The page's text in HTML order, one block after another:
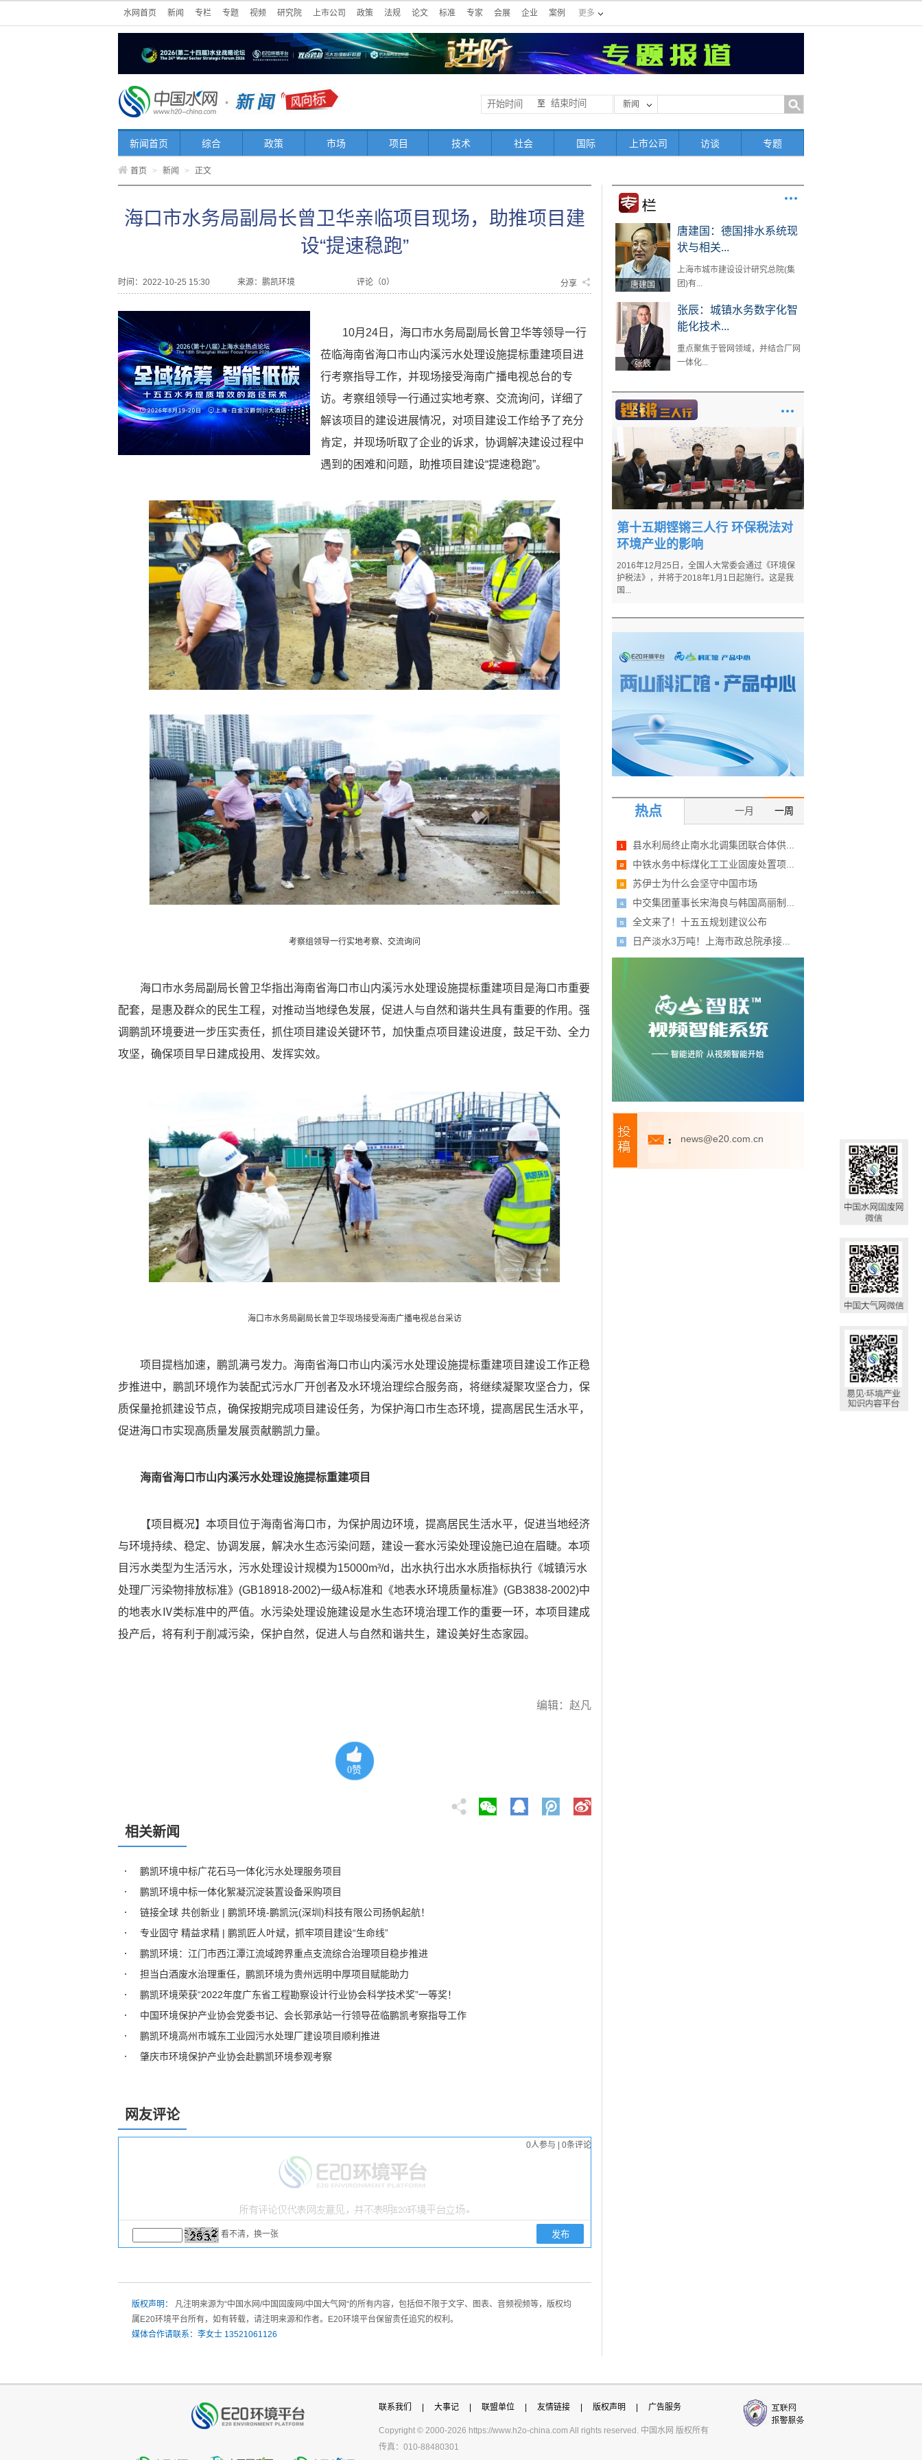
水网首页 新闻 专栏 专题 视频 研究院 上市公司 政策 法规 论文 标准 专家 会展 企业 案例 更多
至 新闻
新闻首页 综合 政策 市场 项目 技术 社会 国际 上市公司 访谈 专题
首页 > 新闻 > 正文
海口市水务局副局长曾卫华亲临项目现场，助推项目建
设“提速稳跑”
时间：2022-10-25 15:30 来源： 鹏凯环境 评论（0） 分享
10月24日，海口市水务局副局长曾卫华等领导一行
莅临海南省海口市山内溪污水处理设施提标重建项目进
行考察指导工作，并现场接受海南广播电视总台的专
访。考察组领导一行通过实地考察、交流询问，详细了
解该项目的建设进展情况，对项目建设工作给予了充分
肯定，并现场听取了企业的诉求，协调解决建设过程中
遇到的困难和问题，助推项目建设“提速稳跑”。
考察组领导一行实地考察、交流询问
海口市水务局副局长曾卫华指出海南省海口市山内溪污水处理设施提标重建项目是海口市重要
配套，是惠及群众的民生工程，对推动当地绿色发展，促进人与自然和谐共生具有重要的作用。强
调鹏凯环境要进一步压实责任，抓住项目建设关键环节，加快重点项目建设进度，鼓足干劲、全力
攻坚，确保项目早日建成投用、发挥实效。
海口市水务局副局长曾卫华现场接受海南广播电视总台采访
项目提档加速，鹏凯满弓发力。海南省海口市山内溪污水处理设施提标重建项目建设工作正稳
步推进中，鹏凯环境作为装配式污水厂开创者及水环境治理综合服务商，将继续凝聚攻坚合力，保
质保量抢抓建设节点，确保按期完成项目建设任务，为保护海口市生态环境，提高居民生活水平，
促进海口市实现高质量发展贡献鹏凯力量。
海南省海口市山内溪污水处理设施提标重建项目
【项目概况】本项目位于海南省海口市，为保护周边环境，提高居民生活水平，促进当地经济
与环境持续、稳定、协调发展，解决水生态污染问题，建设一套水污染处理设施已迫在眉睫。本项
目污水类型为生活污水，污水处理设计规模为15000m³/d，出水执行出水水质指标执行《城镇污水
处理厂污染物排放标准》(GB18918-2002)一级A标准和《地表水环境质量标准》(GB3838-2002)中
的地表水Ⅳ类标准中的严值。水污染处理设施建设是水生态环境治理工作的重要一环，本项目建成
投产后，将有利于削减污染，保护自然，促进人与自然和谐共生，建设美好生态家园。
编辑：赵凡
0赞
相关新闻
鹏凯环境中标广花石马一体化污水处理服务项目
鹏凯环境中标一体化絮凝沉淀装置设备采购项目
链接全球 共创新业 | 鹏凯环境-鹏凯沅(深圳)科技有限公司扬帆起航！
专业固守 精益求精 | 鹏凯匠人叶斌，抓牢项目建设“生命线”
鹏凯环境：江门市西江潭江流域跨界重点支流综合治理项目稳步推进
担当白酒废水治理重任，鹏凯环境为贵州远明中厚项目赋能助力
鹏凯环境荣获“2022年度广东省工程勘察设计行业协会科学技术奖”一等奖！
中国环境保护产业协会党委书记、会长郭承站一行领导莅临鹏凯考察指导工作
鹏凯环境高州市城东工业园污水处理厂建设项目顺利推进
肇庆市环境保护产业协会赴鹏凯环境​参观考察
网友评论
0人参与 0条评论
看不清，换一张
版权声明：
凡注明来源为“中国水网/中国固废网/中国大气网“的所有内容，包括但不限于文字、图表、音频视频等，版权均
属E20环境平台所有，如有转载，请注明来源和作者。E20环境平台保留责任追究的权利。
媒体合作请联系：李女士 13521061126
唐建国
唐建国：德国排水系统现
状与相关...
上海市城市建设设计研究总院(集
团)有...
张辰
张辰：城镇水务数字化智
能化技术...
重点聚焦于管网领域，并结合厂网
一体化...
第十五期铿锵三人行 环保税法对
环境产业的影响
2016年12月25日，全国人大常委会通过《环境保
护税法》，并将于2018年1月1日起施行。这是我
国...
热点 一周
一月
县水利局终止南水北调集团联合体供...
中铁水务中标煤化工工业固废处置项...
苏伊士为什么会坚守中国市场
中交集团董事长宋海良与韩国高丽制...
全文来了！十五五规划建议公布
日产淡水3万吨！上海市政总院承接...
news@e20.com.cn
联系我们 大事记 联盟单位 友情链接 版权声明 广告服务
Copyright © 2000-2026 https://www.h2o-china.com All rights reserved. 中国水网 版权所有
传真：010-88480301